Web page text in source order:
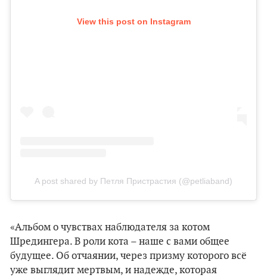
View this post on Instagram
A post shared by Петля Пристрастия (@petliaband)
«Альбом о чувствах наблюдателя за котом
Шредингера. В роли кота – наше с вами общее
будущее. Об отчаянии, через призму которого всё
уже выглядит мертвым, и надежде, которая